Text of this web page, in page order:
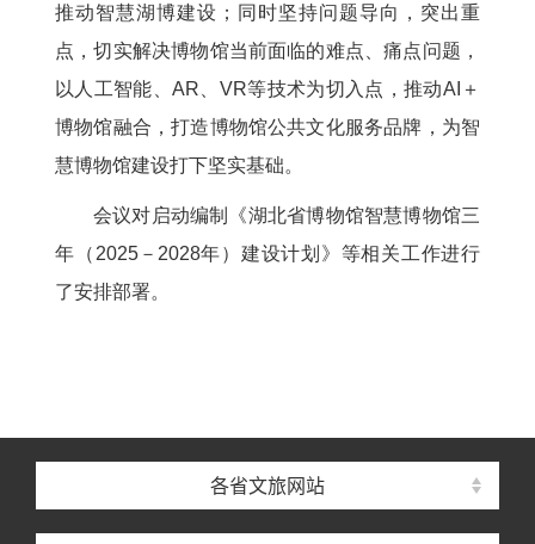
推动智慧湖博建设；同时坚持问题导向，突出重
点，切实解决博物馆当前面临的难点、痛点问题，
以人工智能、AR、VR等技术为切入点，推动AI＋
博物馆融合，打造博物馆公共文化服务品牌，为智
慧博物馆建设打下坚实基础。
会议对启动编制《湖北省博物馆智慧博物馆三
年（2025－2028年）建设计划》等相关工作进行
了安排部署。
各省文旅网站